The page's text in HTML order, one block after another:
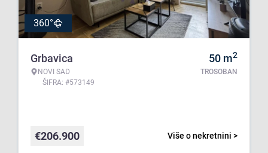
360°
Grbavica
NOVI SAD
ŠIFRA: #573149
50 m2
TROSOBAN
Više o nekretnini >
€206.900